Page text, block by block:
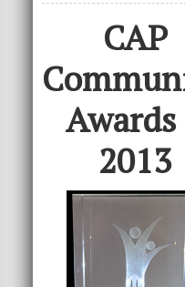
CAP
Awards
2013